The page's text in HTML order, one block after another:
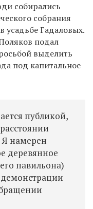
собирались
собрания
усадьбе Гадаловых.
подал
выделить
под капитальное
публикой,
Я намерен
деревянное
павильона)